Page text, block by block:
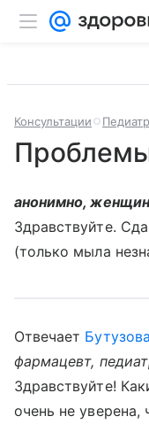
Консультации
анонимно,
Здравствуйте.
(только мыла
Отвечает
фармацевт,
Здравствуйте!
очень не уверена,